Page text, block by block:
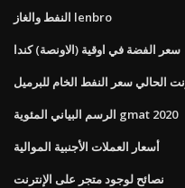
النفط والغاز lenbro
سعر الفضة في اوقية (الاونصة) كندا
الحالي سعر النفط الخام للبرميل
الرسم البياني المئوية gmat 2020
أسعار العملات الأجنبية الموالية
نصائح لوجود متجر على الإنترنت